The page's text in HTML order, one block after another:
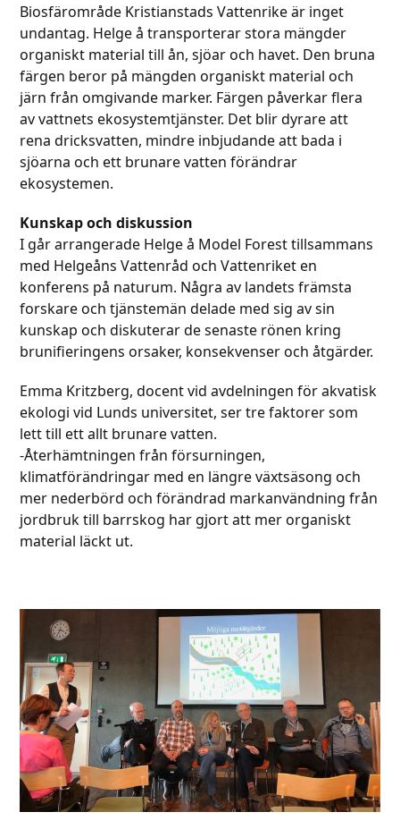
Biosfärområde Kristianstads Vattenrike är inget
undantag. Helge å transporterar stora mängder
organiskt material till ån, sjöar och havet. Den bruna
färgen beror på mängden organiskt material och
järn från omgivande marker. Färgen påverkar flera
av vattnets ekosystemtjänster. Det blir dyrare att
rena dricksvatten, mindre inbjudande att bada i
sjöarna och ett brunare vatten förändrar
ekosystemen.
Kunskap och diskussion
I går arrangerade Helge å Model Forest tillsammans
med Helgeåns Vattenråd och Vattenriket en
konferens på naturum. Några av landets främsta
forskare och tjänstemän delade med sig av sin
kunskap och diskuterar de senaste rönen kring
brunifieringens orsaker, konsekvenser och åtgärder.
Emma Kritzberg, docent vid avdelningen för akvatisk
ekologi vid Lunds universitet, ser tre faktorer som
lett till ett allt brunare vatten.
-Återhämtningen från försurningen,
klimatförändringar med en längre växtsäsong och
mer nederbörd och förändrad markanvändning från
jordbruk till barrskog har gjort att mer organiskt
material läckt ut.